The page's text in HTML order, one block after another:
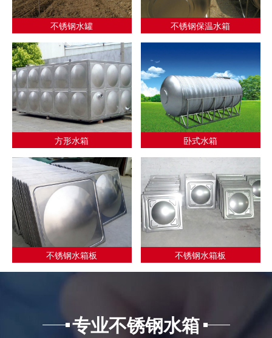
不锈钢水罐 不锈钢保温水箱
方形水箱 卧式水箱
不锈钢水箱板 不锈钢水箱板
专业不锈钢水箱